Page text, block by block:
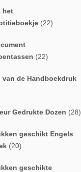
het
(22)
(22)
van de Handboekdruk
Gedrukte Dozen (28)
geschikt Engels
(20)
geschikte